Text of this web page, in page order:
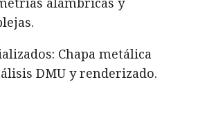
alámbricas y
Chapa metálica
DMU y renderizado.